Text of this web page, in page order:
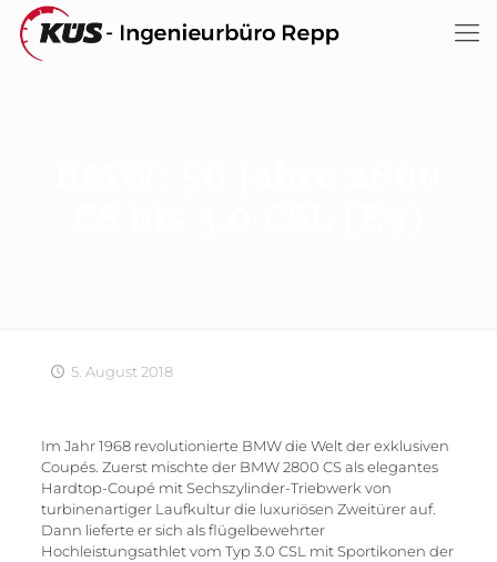
5. August 2018
Im Jahr 1968 revolutionierte BMW die Welt der exklusiven
Coupés. Zuerst mischte der BMW 2800 CS als elegantes
Hardtop-Coupé mit Sechszylinder-Triebwerk von
turbinenartiger Laufkultur die luxuriösen Zweitürer auf.
Dann lieferte er sich als flügelbewehrter
Hochleistungsathlet vom Typ 3.0 CSL mit Sportikonen der